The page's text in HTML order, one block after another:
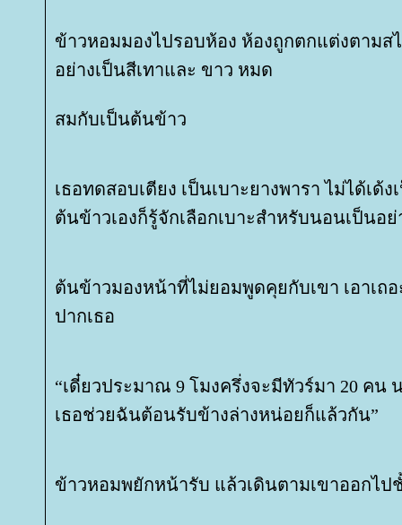
ข้าวหอมมองไปรอบห้อง ห้องถูกตกแต่งตามส
อย่างเป็นสีเทาและ ขาว หมด
สมกับเป็นต้นข้าว
เธอทดสอบเตียง เป็นเบาะยางพารา ไม่ได้เด้
ต้นข้าวเองก็รู้จักเลือกเบาะสำหรับนอนเป็นอย่
ต้นข้าวมองหน้าที่ไม่ยอมพูดคุยกับเขา เอาเถ
ปากเธอ
“เดี๋ยวประมาณ 9 โมงครึ่งจะมีทัวร์มา 20 คน
เธอช่วยฉันต้อนรับข้างล่างหน่อยก็แล้วกัน”
ข้าวหอมพยักหน้ารับ แล้วเดินตามเขาออกไป